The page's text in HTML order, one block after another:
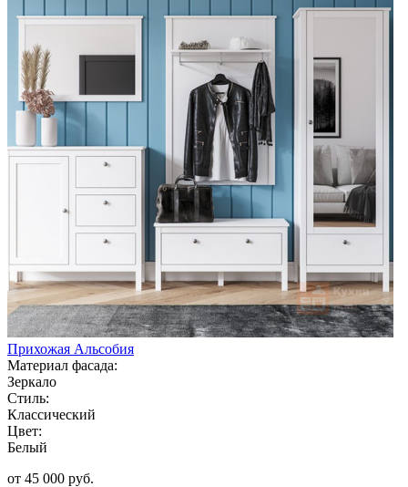
Прихожая Альсобия
Материал фасада:
Зеркало
Стиль:
Классический
Цвет:
Белый
от 45 000 руб.